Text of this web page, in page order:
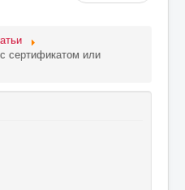
сертификатом или